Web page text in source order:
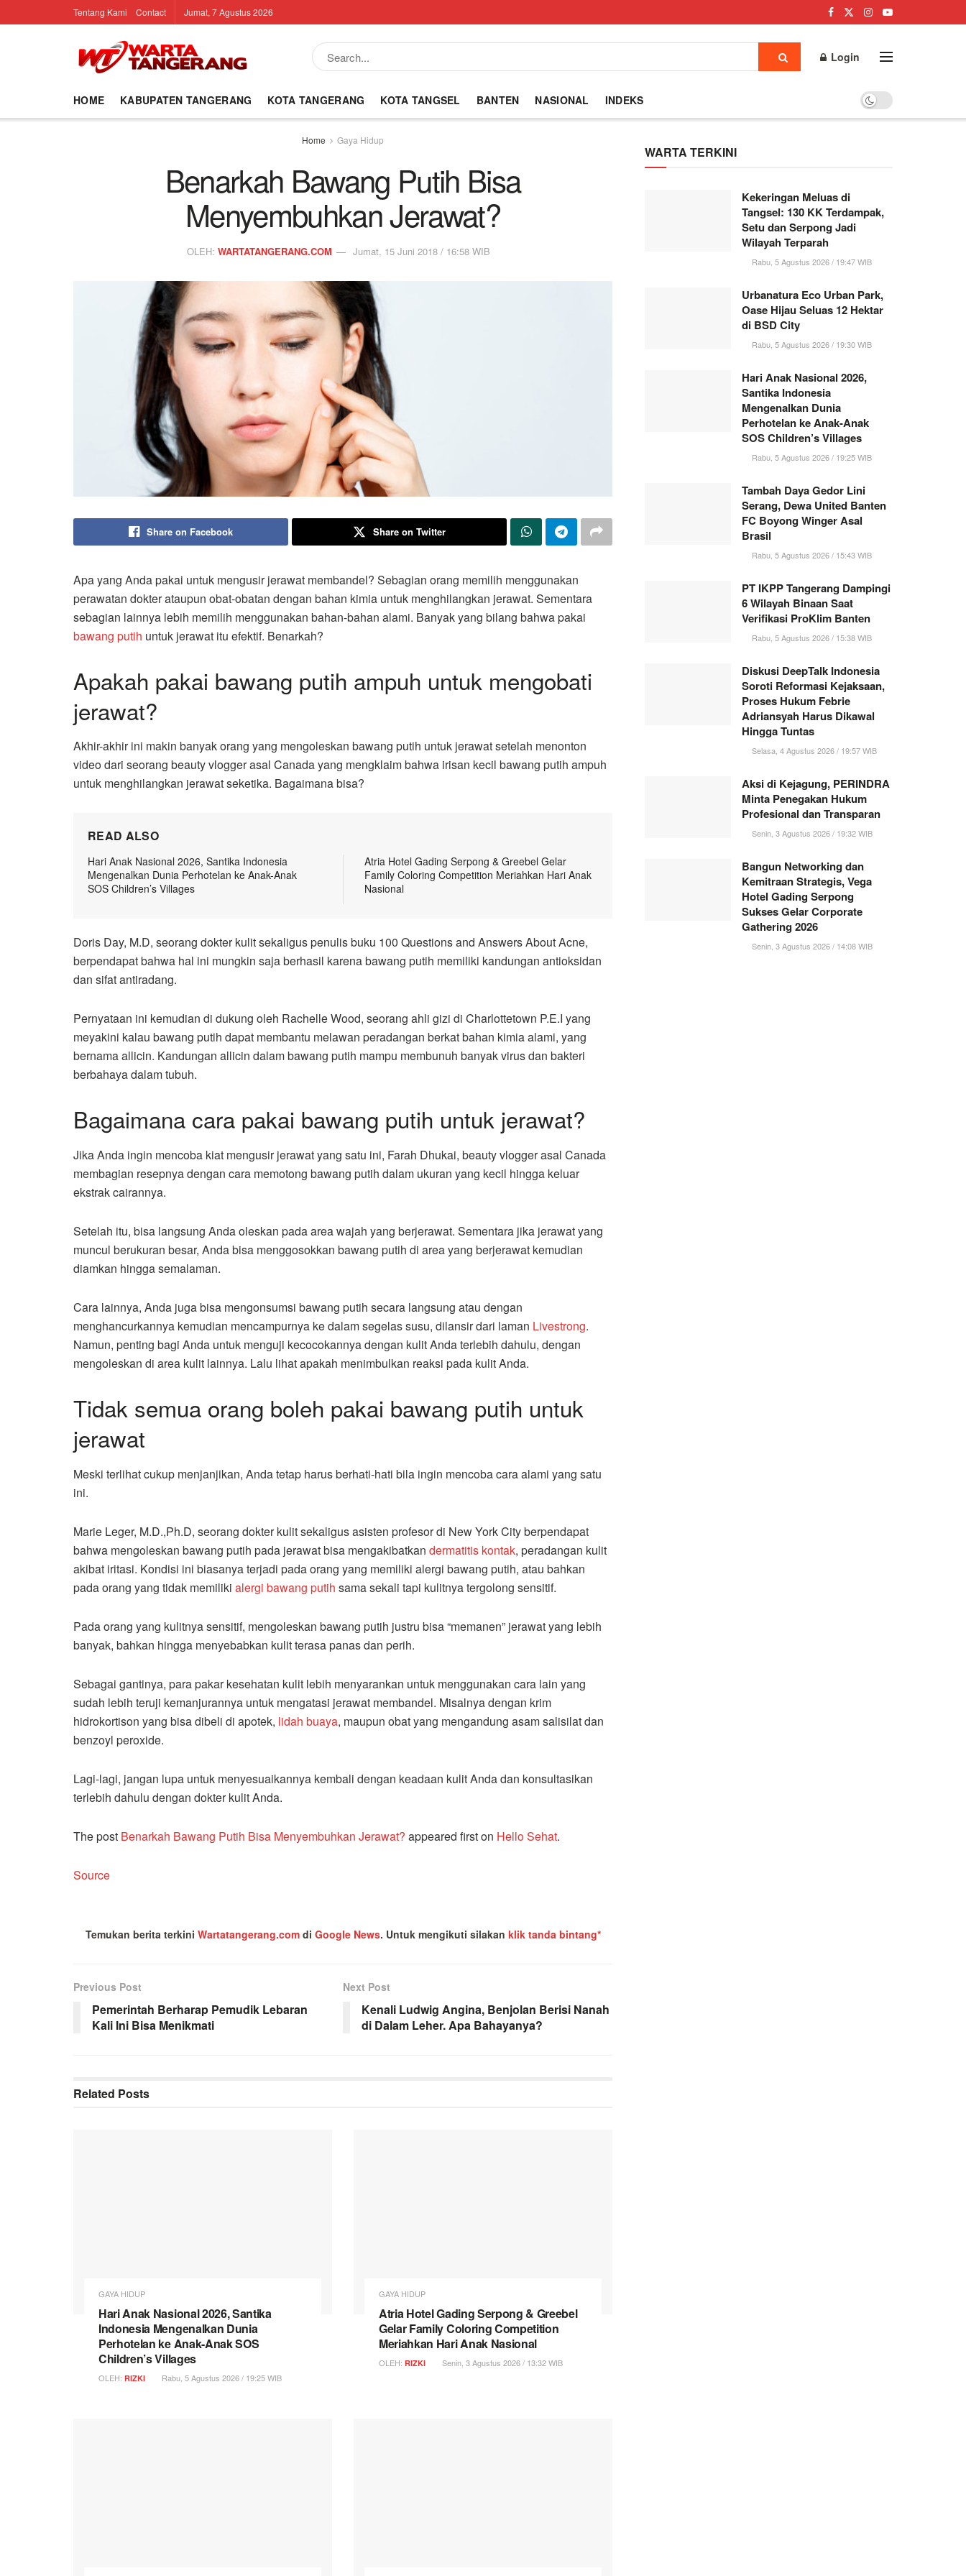
Tentang Kami Contact Jumat, 7 Agustus 2026
Login
HOME KABUPATEN TANGERANG KOTA TANGERANG KOTA TANGSEL BANTEN NASIONAL INDEKS
Home Gaya Hidup
Benarkah Bawang Putih Bisa
Menyembuhkan Jerawat?
OLEH: WARTATANGERANG.COM Jumat, 15 Juni 2018 / 16:58 WIB
Share on Facebook Share on Twitter
Apa yang Anda pakai untuk mengusir jerawat membandel? Sebagian orang memilih menggunakan
perawatan dokter ataupun obat-obatan dengan bahan kimia untuk menghilangkan jerawat. Sementara
sebagian lainnya lebih memilih menggunakan bahan-bahan alami. Banyak yang bilang bahwa pakai
bawang putih untuk jerawat itu efektif. Benarkah?
Apakah pakai bawang putih ampuh untuk mengobati
jerawat?
Akhir-akhir ini makin banyak orang yang mengoleskan bawang putih untuk jerawat setelah menonton
video dari seorang beauty vlogger asal Canada yang mengklaim bahwa irisan kecil bawang putih ampuh
untuk menghilangkan jerawat seketika. Bagaimana bisa?
READ ALSO
Hari Anak Nasional 2026, Santika Indonesia
Mengenalkan Dunia Perhotelan ke Anak-Anak
SOS Children’s Villages
Atria Hotel Gading Serpong & Greebel Gelar
Family Coloring Competition Meriahkan Hari Anak
Nasional
Doris Day, M.D, seorang dokter kulit sekaligus penulis buku 100 Questions and Answers About Acne,
berpendapat bahwa hal ini mungkin saja berhasil karena bawang putih memiliki kandungan antioksidan
dan sifat antiradang.
Pernyataan ini kemudian di dukung oleh Rachelle Wood, seorang ahli gizi di Charlottetown P.E.I yang
meyakini kalau bawang putih dapat membantu melawan peradangan berkat bahan kimia alami, yang
bernama allicin. Kandungan allicin dalam bawang putih mampu membunuh banyak virus dan bakteri
berbahaya dalam tubuh.
Bagaimana cara pakai bawang putih untuk jerawat?
Jika Anda ingin mencoba kiat mengusir jerawat yang satu ini, Farah Dhukai, beauty vlogger asal Canada
membagian resepnya dengan cara memotong bawang putih dalam ukuran yang kecil hingga keluar
ekstrak cairannya.
Setelah itu, bisa langsung Anda oleskan pada area wajah yang berjerawat. Sementara jika jerawat yang
muncul berukuran besar, Anda bisa menggosokkan bawang putih di area yang berjerawat kemudian
diamkan hingga semalaman.
Cara lainnya, Anda juga bisa mengonsumsi bawang putih secara langsung atau dengan
menghancurkannya kemudian mencampurnya ke dalam segelas susu, dilansir dari laman Livestrong.
Namun, penting bagi Anda untuk menguji kecocokannya dengan kulit Anda terlebih dahulu, dengan
mengoleskan di area kulit lainnya. Lalu lihat apakah menimbulkan reaksi pada kulit Anda.
Tidak semua orang boleh pakai bawang putih untuk
jerawat
Meski terlihat cukup menjanjikan, Anda tetap harus berhati-hati bila ingin mencoba cara alami yang satu
ini.
Marie Leger, M.D.,Ph.D, seorang dokter kulit sekaligus asisten profesor di New York City berpendapat
bahwa mengoleskan bawang putih pada jerawat bisa mengakibatkan dermatitis kontak, peradangan kulit
akibat iritasi. Kondisi ini biasanya terjadi pada orang yang memiliki alergi bawang putih, atau bahkan
pada orang yang tidak memiliki alergi bawang putih sama sekali tapi kulitnya tergolong sensitif.
Pada orang yang kulitnya sensitif, mengoleskan bawang putih justru bisa “memanen” jerawat yang lebih
banyak, bahkan hingga menyebabkan kulit terasa panas dan perih.
Sebagai gantinya, para pakar kesehatan kulit lebih menyarankan untuk menggunakan cara lain yang
sudah lebih teruji kemanjurannya untuk mengatasi jerawat membandel. Misalnya dengan krim
hidrokortison yang bisa dibeli di apotek, lidah buaya, maupun obat yang mengandung asam salisilat dan
benzoyl peroxide.
Lagi-lagi, jangan lupa untuk menyesuaikannya kembali dengan keadaan kulit Anda dan konsultasikan
terlebih dahulu dengan dokter kulit Anda.
The post Benarkah Bawang Putih Bisa Menyembuhkan Jerawat? appeared first on Hello Sehat.
Source
Temukan berita terkini Wartatangerang.comdi Google News. Untuk mengikuti silakan klik tanda bintang*
Previous Post
Pemerintah Berharap Pemudik Lebaran
Kali Ini Bisa Menikmati
Next Post
Kenali Ludwig Angina, Benjolan Berisi Nanah
di Dalam Leher. Apa Bahayanya?
Related Posts
GAYA HIDUP
Hari Anak Nasional 2026, Santika
Indonesia Mengenalkan Dunia
Perhotelan ke Anak-Anak SOS
Children’s Villages
OLEH: RIZKI Rabu, 5 Agustus 2026 / 19:25 WIB
GAYA HIDUP
Atria Hotel Gading Serpong & Greebel
Gelar Family Coloring Competition
Meriahkan Hari Anak Nasional
OLEH: RIZKI Senin, 3 Agustus 2026 / 13:32 WIB
WARTA TERKINI
Kekeringan Meluas di
Tangsel: 130 KK Terdampak,
Setu dan Serpong Jadi
Wilayah Terparah
Rabu, 5 Agustus 2026 / 19:47 WIB
Urbanatura Eco Urban Park,
Oase Hijau Seluas 12 Hektar
di BSD City
Rabu, 5 Agustus 2026 / 19:30 WIB
Hari Anak Nasional 2026,
Santika Indonesia
Mengenalkan Dunia
Perhotelan ke Anak-Anak
SOS Children’s Villages
Rabu, 5 Agustus 2026 / 19:25 WIB
Tambah Daya Gedor Lini
Serang, Dewa United Banten
FC Boyong Winger Asal
Brasil
Rabu, 5 Agustus 2026 / 15:43 WIB
PT IKPP Tangerang Dampingi
6 Wilayah Binaan Saat
Verifikasi ProKlim Banten
Rabu, 5 Agustus 2026 / 15:38 WIB
Diskusi DeepTalk Indonesia
Soroti Reformasi Kejaksaan,
Proses Hukum Febrie
Adriansyah Harus Dikawal
Hingga Tuntas
Selasa, 4 Agustus 2026 / 19:57 WIB
Aksi di Kejagung, PERINDRA
Minta Penegakan Hukum
Profesional dan Transparan
Senin, 3 Agustus 2026 / 19:32 WIB
Bangun Networking dan
Kemitraan Strategis, Vega
Hotel Gading Serpong
Sukses Gelar Corporate
Gathering 2026
Senin, 3 Agustus 2026 / 14:08 WIB